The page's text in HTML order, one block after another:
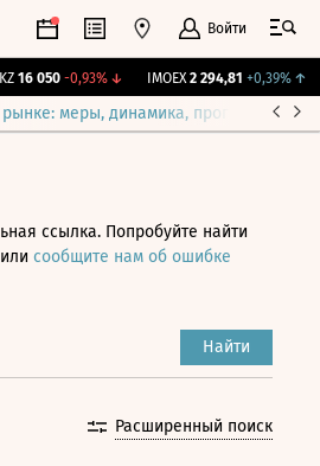
Войти
16 050 -0,93%↓ IMOEX 2 294,81 +0,39%↑
меры, динамика, прогнозы
ссылка. Попробуйте найти
сообщите нам об ошибке
Найти
Расширенный поиск